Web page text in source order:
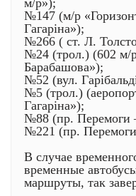
№147 (м/р
Гагаріна»);
№266 ( ст. Л.
№24 (трол.) (602 м/
Барабашова»);
№52 (вул.
№5 (трол.)
Гагаріна»);
№88 (пр. Перемоги
№221 (пр.
В случае
временные
маршруты, так